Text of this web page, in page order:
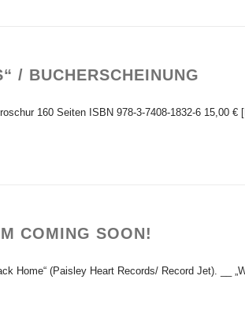
/ BUCHERSCHEINUNG
160 Seiten ISBN 978-3-7408-1832-6 15,00 €
COMING SOON!
Home“ (Paisley Heart Records/ Record Jet). __